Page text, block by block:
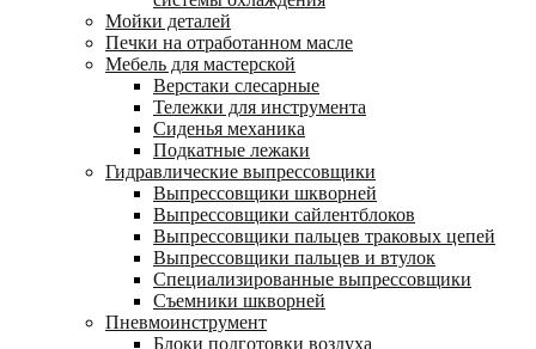
Мойки деталей
Печки на отработанном масле
Мебель для мастерской
Верстаки слесарные
Тележки для инструмента
Сиденья механика
Подкатные лежаки
Гидравлические выпрессовщики
Выпрессовщики шкворней
Выпрессовщики сайлентблоков
Выпрессовщики пальцев траковых цепей
Выпрессовщики пальцев и втулок
Специализированные выпрессовщики
Cъемники шкворней
Пневмоинструмент
Блоки подготовки воздуха